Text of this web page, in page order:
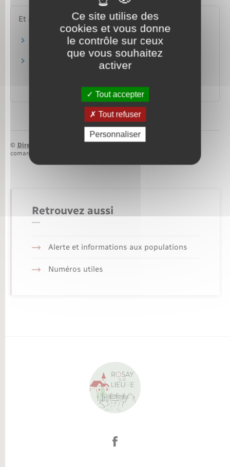
Et aussi
Règlement de copropriété
Partie commune réservée à l'usage exclusif
d'un copropriétaire (droit de jouissance
© Direction de l’information légale et administrative
comarquage developpé par
Retrouvez aussi
Alerte et informations aux populations
Numéros utiles
Ce site utilise des
cookies et vous donne
le contrôle sur ceux
que vous souhaitez
activer
Tout accepter
Tout refuser
Personnaliser